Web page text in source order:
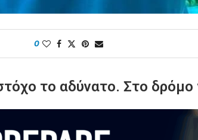
0
το αδύνατο. Στο δρόμο